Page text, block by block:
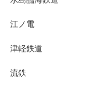
江ノ電
津軽鉄道
流鉄